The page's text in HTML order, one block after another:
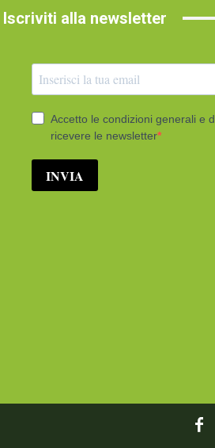
Iscriviti alla newsletter